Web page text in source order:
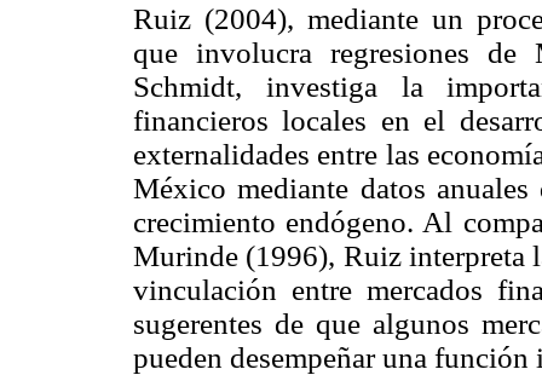
Ruiz (2004), mediante un
que involucra regresiones
Schmidt, investiga la
financieros locales en el
externalidades entre las
México mediante datos
crecimiento endógeno. Al
Murinde (1996), Ruiz interpreta
vinculación entre mercados
sugerentes de que algunos
pueden desempeñar una